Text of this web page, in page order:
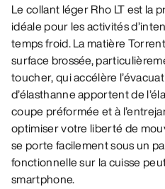
Le collant léger Rho LT est la
idéale pour les activités
temps froid. La matière
surface brossée,
toucher, qui accélère
d’élasthanne apportent de
coupe préformée et à
optimiser votre liberté de
se porte facilement sous un
fonctionnelle sur la cuisse
smartphone.